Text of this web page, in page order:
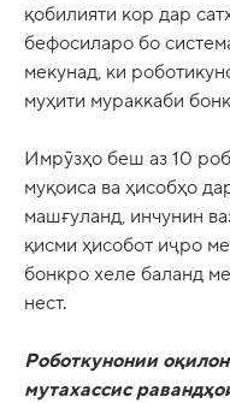
қобилияти кор дар
бефосиларо бо
мекунад, ки
муҳити мураккаби
Имрӯзҳо беш аз 10
муқоиса ва ҳисобҳо
машғуланд, инчунин
қисми ҳисобот иҷро
бонкро хеле баланд
нест.
Роботкунонии
мутахассис